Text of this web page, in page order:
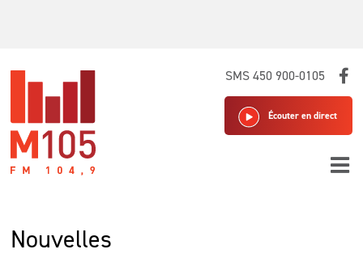
SMS 450 900-0105
Écouter en direct
Nouvelles